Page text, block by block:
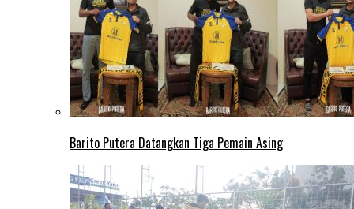
Barito Putera Datangkan Tiga Pemain Asing